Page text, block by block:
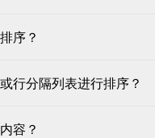
序？
行分隔列表进行排序？
容？